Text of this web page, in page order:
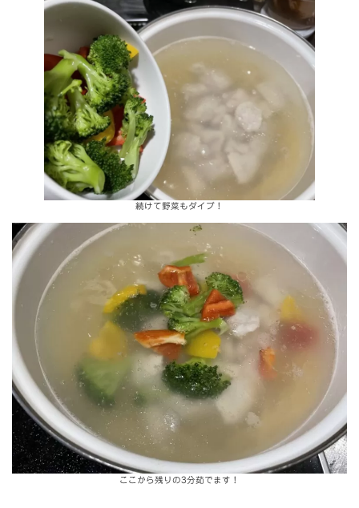
続けて野菜もダイブ！
ここから残りの3分茹でます！